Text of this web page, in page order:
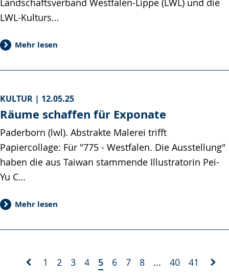
LWL-Kulturs…
Mehr lesen
KULTUR | 12.05.25
Räume schaffen für Exponate
Paderborn (lwl). Abstrakte Malerei trifft
Papiercollage: Für "775 - Westfalen. Die Ausstellung"
haben die aus Taiwan stammende Illustratorin Pei-
Yu C…
Mehr lesen
1 2 3 4 5 6 7 8 ... 40 41